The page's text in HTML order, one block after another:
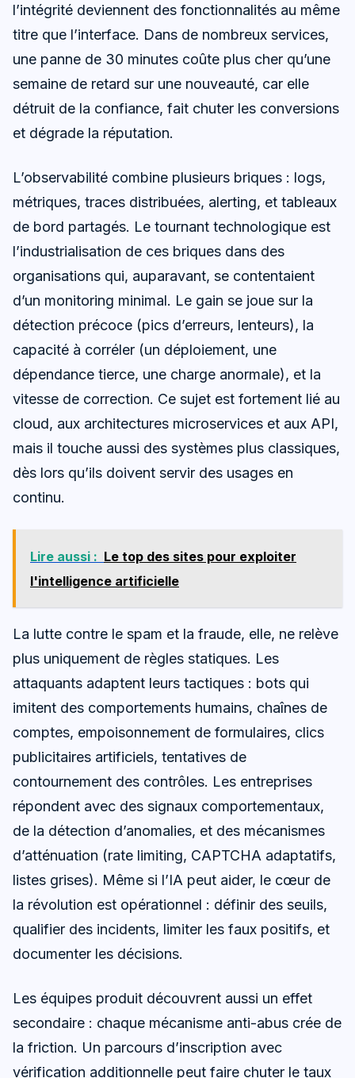
l’intégrité deviennent des fonctionnalités au même
titre que l’interface. Dans de nombreux services,
une panne de 30 minutes coûte plus cher qu’une
semaine de retard sur une nouveauté, car elle
détruit de la confiance, fait chuter les conversions
et dégrade la réputation.
L’observabilité combine plusieurs briques : logs,
métriques, traces distribuées, alerting, et tableaux
de bord partagés. Le tournant technologique est
l’industrialisation de ces briques dans des
organisations qui, auparavant, se contentaient
d’un monitoring minimal. Le gain se joue sur la
détection précoce (pics d’erreurs, lenteurs), la
capacité à corréler (un déploiement, une
dépendance tierce, une charge anormale), et la
vitesse de correction. Ce sujet est fortement lié au
cloud, aux architectures microservices et aux API,
mais il touche aussi des systèmes plus classiques,
dès lors qu’ils doivent servir des usages en
continu.
Lire aussi : Le top des sites pour exploiter
l'intelligence artificielle
La lutte contre le spam et la fraude, elle, ne relève
plus uniquement de règles statiques. Les
attaquants adaptent leurs tactiques : bots qui
imitent des comportements humains, chaînes de
comptes, empoisonnement de formulaires, clics
publicitaires artificiels, tentatives de
contournement des contrôles. Les entreprises
répondent avec des signaux comportementaux,
de la détection d’anomalies, et des mécanismes
d’atténuation (rate limiting, CAPTCHA adaptatifs,
listes grises). Même si l’IA peut aider, le cœur de
la révolution est opérationnel : définir des seuils,
qualifier des incidents, limiter les faux positifs, et
documenter les décisions.
Les équipes produit découvrent aussi un effet
secondaire : chaque mécanisme anti-abus crée de
la friction. Un parcours d’inscription avec
vérification additionnelle peut faire chuter le taux